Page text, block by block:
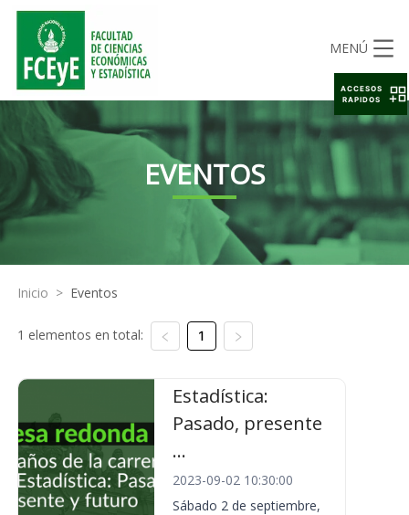
MENÚ
EVENTOS
Inicio > Eventos
1 elementos en total: 1
Estadística:
Pasado, presente
...
2023-09-02 10:30:00
Sábado 2 de septiembre,
ACCESOS
RAPIDOS